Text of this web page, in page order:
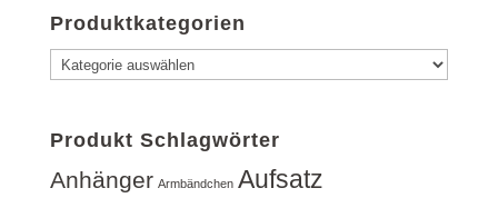
Produktkategorien
Produkt Schlagwörter
Anhänger Armbändchen Aufsatz